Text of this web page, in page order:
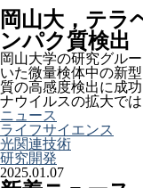
岡山大，テラ
ンパク質検出
岡山大学の研究グル
いた微量検体中の新
質の高感度検出に成
ナウイルスの拡大で
ニュース
ライフサイエンス
光関連技術
研究開発
2025.01.07